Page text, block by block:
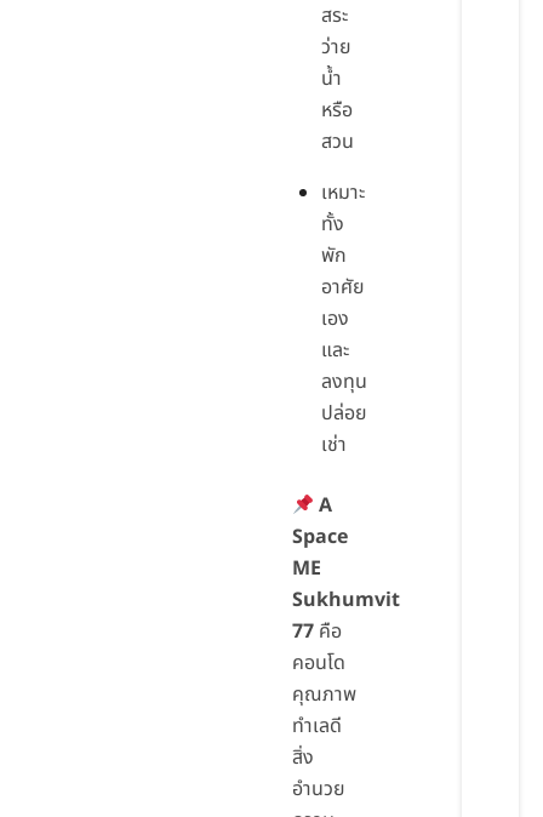
สระ
ว่าย
น้ำ
หรือ
สวน
เหมาะ
ทั้ง
พัก
อาศัย
เอง
และ
ลงทุน
ปล่อย
เช่า
A
Space
ME
Sukhumvit
77 คือ
คอนโด
คุณภาพ
ทำเลดี
สิ่ง
อำนวย